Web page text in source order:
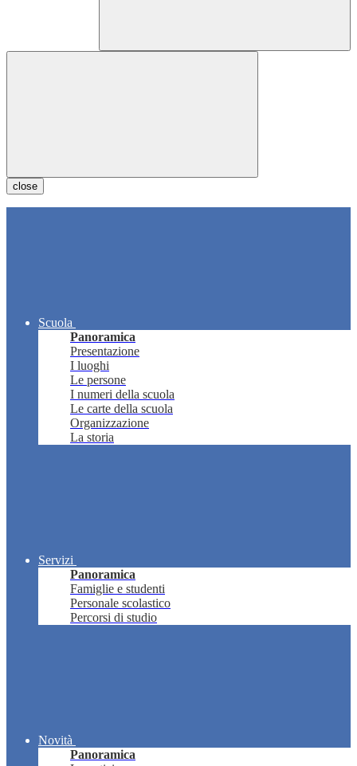
close
Scuola
Panoramica
Presentazione
I luoghi
Le persone
I numeri della scuola
Le carte della scuola
Organizzazione
La storia
Servizi
Panoramica
Famiglie e studenti
Personale scolastico
Percorsi di studio
Novità
Panoramica